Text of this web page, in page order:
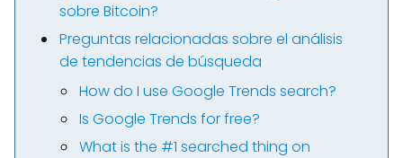
sobre Bitcoin?
Preguntas relacionadas sobre el análisis
de tendencias de búsqueda
How do I use Google Trends search?
Is Google Trends for free?
What is the #1 searched thing on